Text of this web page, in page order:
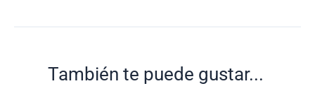
También te puede gustar...